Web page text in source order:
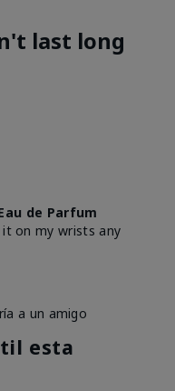
last long
de Parfum
on my wrists any
a un amigo
esta